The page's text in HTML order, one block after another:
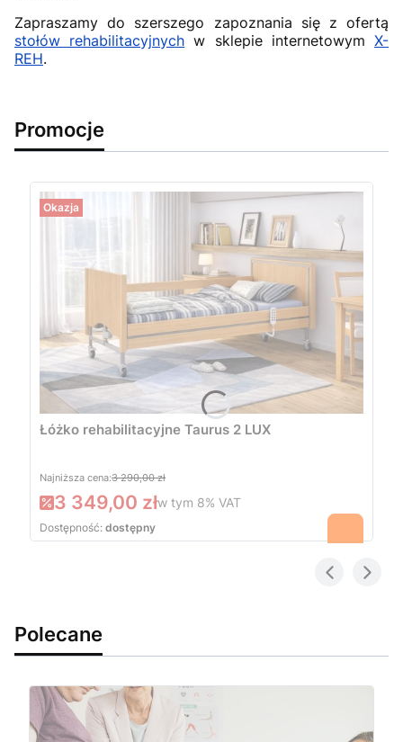
Zapraszamy do szerszego zapoznania się z ofertą
stołów rehabilitacyjnych w sklepie internetowymX-
REH.
Promocje
Okazja
Łóżko rehabilitacyjne Taurus 2 LUX
3 349,00 złw tym 8% VAT
Najniższa cena:3 290,00 zł
Dostępność: dostępny
Polecane